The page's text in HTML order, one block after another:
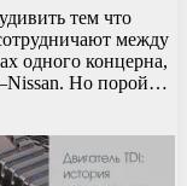
тем что
между
одного концерна,
Но порой…